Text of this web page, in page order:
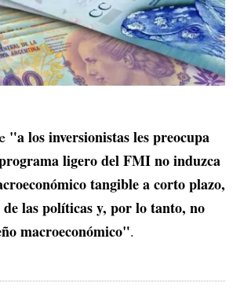
"a los inversionistas les preocupa
ligero del FMI no induzca
tangible a corto plazo,
las políticas y, por lo tanto, no
macroeconómico".